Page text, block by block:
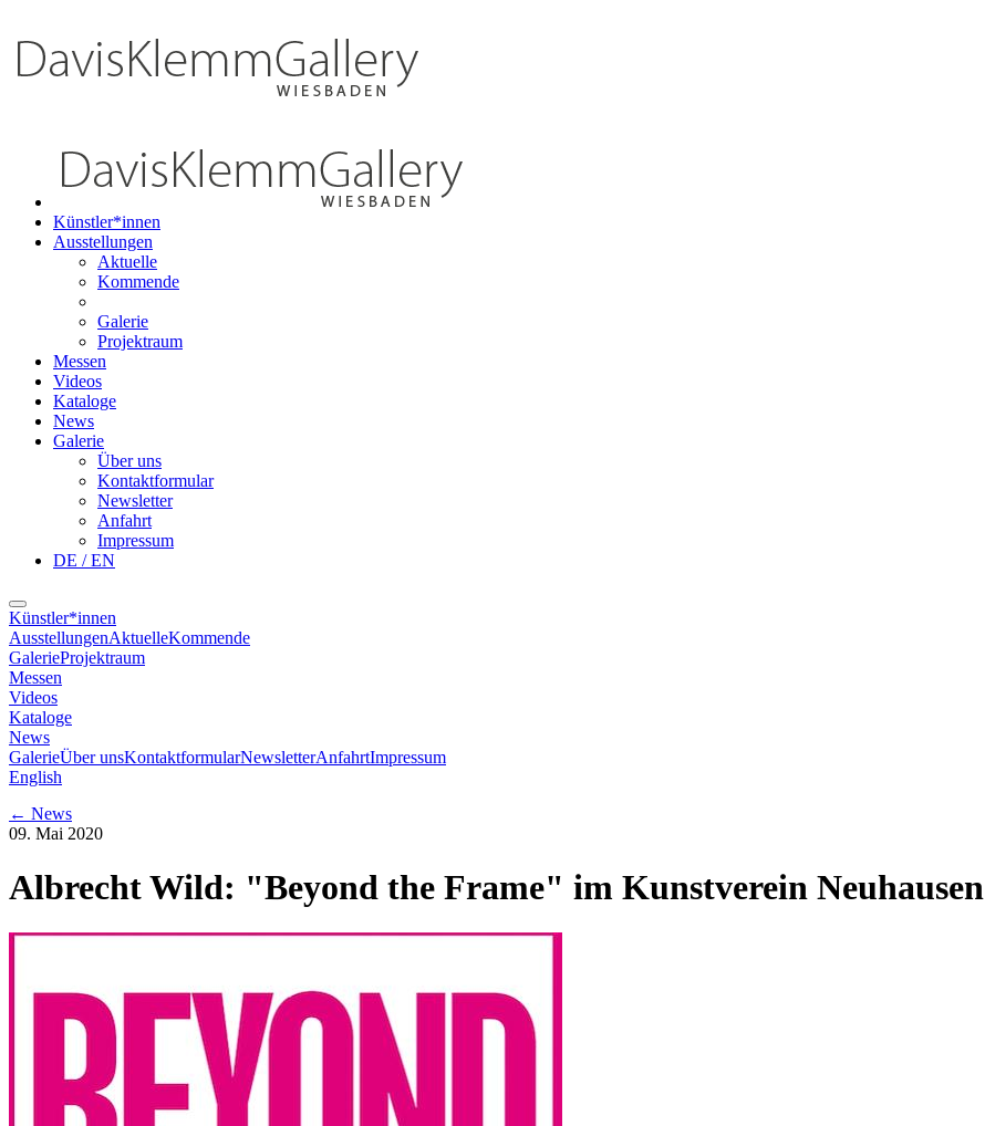
Künstler*innen
Ausstellungen
Aktuelle
Kommende
Galerie
Projektraum
Messen
Videos
Kataloge
News
Galerie
Über uns
Kontaktformular
Newsletter
Anfahrt
Impressum
DE / EN
Künstler*innen
AusstellungenAktuelleKommende
GalerieProjektraum
Messen
Videos
Kataloge
News
GalerieÜber unsKontaktformularNewsletterAnfahrtImpressum
English
← News
09. Mai 2020
Albrecht Wild: "Beyond the Frame" im Kunstverein Neuhausen